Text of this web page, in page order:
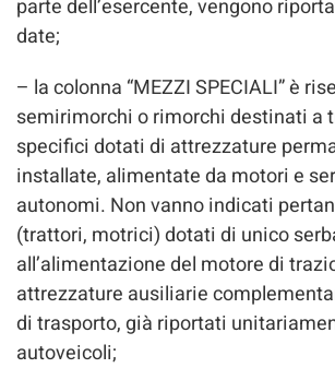
parte dell’esercente, vengono
date;
– la colonna “MEZZI SPECIALI” è
semirimorchi o rimorchi destinati a
specifici dotati di attrezzature
installate, alimentate da motori e
autonomi. Non vanno indicati
(trattori, motrici) dotati di unico
all’alimentazione del motore di
attrezzature ausiliarie
di trasporto, già riportati
autoveicoli;